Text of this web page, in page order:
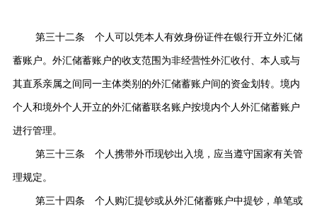
第三十二条 个人可以凭本人有效身份证件在银行开立外汇储
蓄账户。外汇储蓄账户的收支范围为非经营性外汇收付、本人或与
其直系亲属之间同一主体类别的外汇储蓄账户间的资金划转。境内
个人和境外个人开立的外汇储蓄联名账户按境内个人外汇储蓄账户
进行管理。
第三十三条 个人携带外币现钞出入境，应当遵守国家有关管
理规定。
第三十四条 个人购汇提钞或从外汇储蓄账户中提钞，单笔或